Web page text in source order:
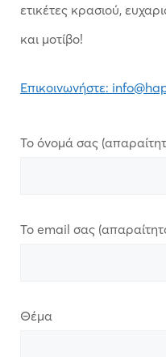
ετικέτες κρασιού,
και μοτίβο!
Επικοινωνήστε:
Το όνομά σας
Το email σας
Θέμα